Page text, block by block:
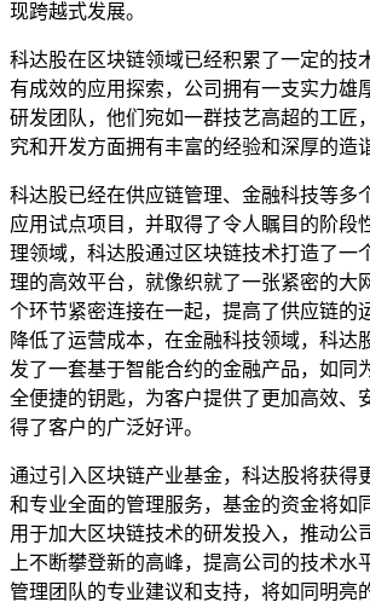
现跨越式发展。
科达股在区块链领域已经积累了一定的技
有成效的应用探索，公司拥有一支实力雄
研发团队，他们宛如一群技艺高超的工匠
究和开发方面拥有丰富的经验和深厚的造
科达股已经在供应链管理、金融科技等多
应用试点项目，并取得了令人瞩目的阶段
理领域，科达股通过区块链技术打造了一
理的高效平台，就像织就了一张紧密的大
个环节紧密连接在一起，提高了供应链的
降低了运营成本，在金融科技领域，科达
发了一套基于智能合约的金融产品，如同
全便捷的钥匙，为客户提供了更加高效、
得了客户的广泛好评。
通过引入区块链产业基金，科达股将获得
和专业全面的管理服务，基金的资金将如
用于加大区块链技术的研发投入，推动公
上不断攀登新的高峰，提高公司的技术水
管理团队的专业建议和支持，将如同明亮